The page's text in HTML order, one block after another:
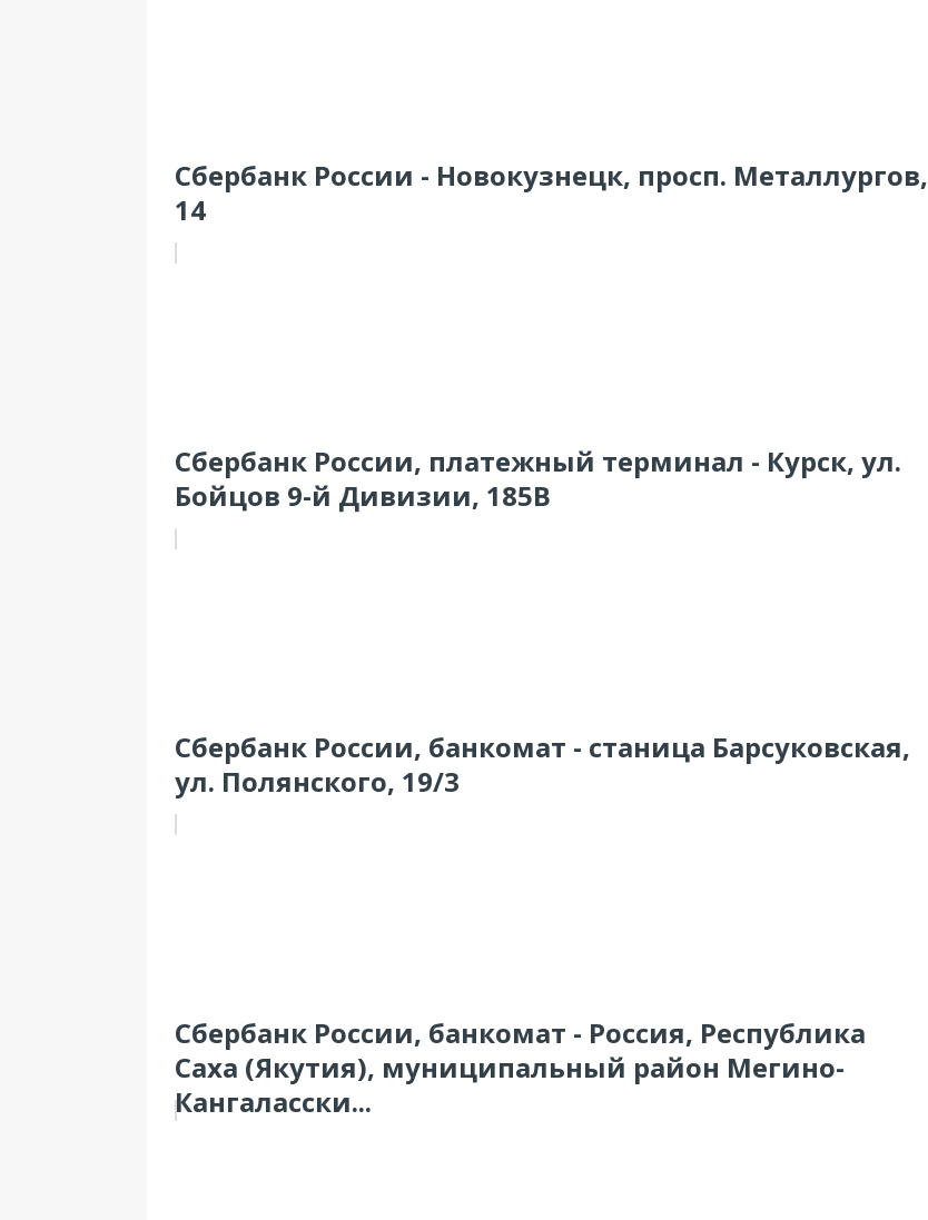
Сбербанк России - Новокузнецк, просп. Металлургов,
14
Сбербанк России, платежный терминал - Курск, ул.
Бойцов 9-й Дивизии, 185В
Сбербанк России, банкомат - станица Барсуковская,
ул. Полянского, 19/3
Сбербанк России, банкомат - Россия, Республика
Саха (Якутия), муниципальный район Мегино-
Кангаласски...